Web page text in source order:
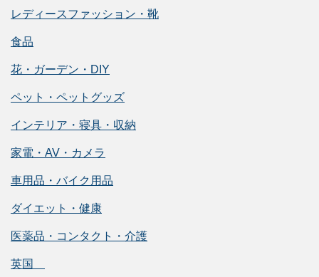
レディースファッション・靴
食品
花・ガーデン・DIY
ペット・ペットグッズ
インテリア・寝具・収納
家電・AV・カメラ
車用品・バイク用品
ダイエット・健康
医薬品・コンタクト・介護
英国